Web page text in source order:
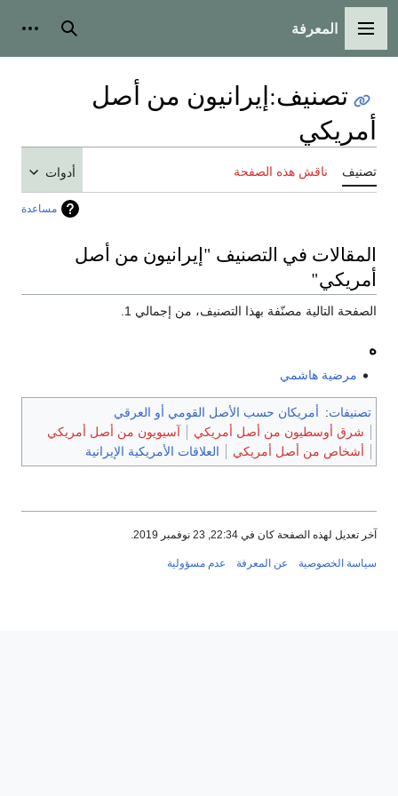
القائمة الرئيسية
المعرفة بحث
تصنيف:إيرانيون من أصل
أمريكي
تصنيف ناقش هذه الصفحة أدوات
مساعدة
المقالات في التصنيف "إيرانيون من أصل
أمريكي"
الصفحة التالية مصنّفة بهذا التصنيف، من إجمالي 1.
ه
مرضية هاشمي
تصنيفات: أمريكان حسب الأصل القومي أو العرقي
شرق أوسطيون من أصل أمريكي
آسيويون من أصل أمريكي
أشخاص من أصل أمريكي
العلاقات الأمريكية الإيرانية
آخر تعديل لهذه الصفحة كان في 22:34, 23 نوفمبر 2019.
سياسة الخصوصية عن المعرفة عدم مسؤولية